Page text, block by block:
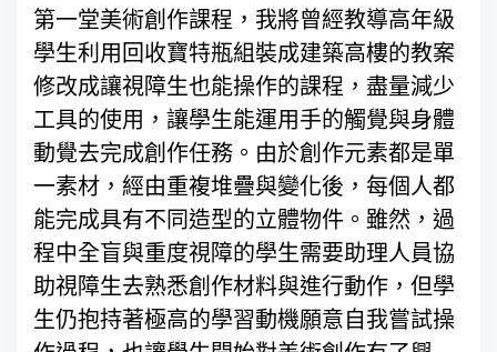
第一堂美術創作課程，我將曾經教導高年級
學生利用回收寶特瓶組裝成建築高樓的教案
修改成讓視障生也能操作的課程，盡量減少
工具的使用，讓學生能運用手的觸覺與身體
動覺去完成創作任務。由於創作元素都是單
一素材，經由重複堆疊與變化後，每個人都
能完成具有不同造型的立體物件。雖然，過
程中全盲與重度視障的學生需要助理人員協
助視障生去熟悉創作材料與進行動作，但學
生仍抱持著極高的學習動機願意自我嘗試操